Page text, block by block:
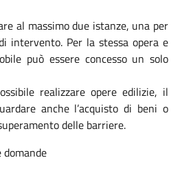
al massimo due istanze, una per
intervento. Per la stessa opera e
può essere concesso un solo
realizzare opere edilizie, il
anche l’acquisto di beni o
delle barriere.
domande